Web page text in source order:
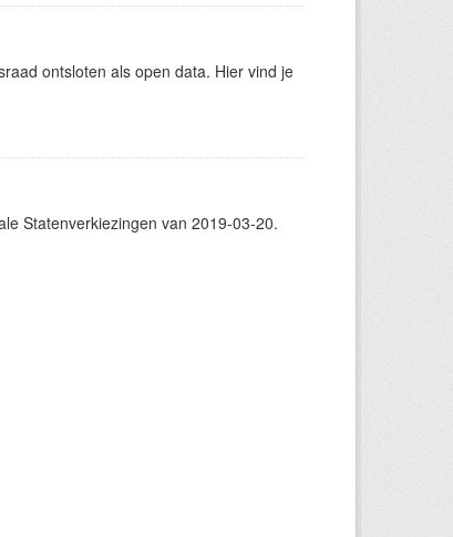
ontsloten als open data. Hier vind je
Statenverkiezingen van 2019-03-20.